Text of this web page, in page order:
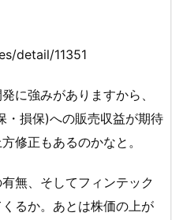
detail/11351
に強みがありますから、
・損保)への販売収益が期待
修正もあるのかなと。
無、そしてフィンテック
るか。あとは株価の上が